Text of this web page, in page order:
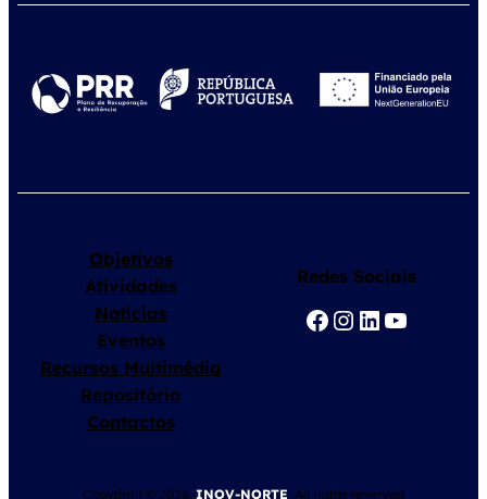
Objetivos
Atividades
Notícias
Eventos
Recursos Multimédia
Repositório
Contactos
Redes Sociais
Facebook Instagram LinkedIn YouTube
Copyright © 2026 ·INOV-NORTE· All rights reserved